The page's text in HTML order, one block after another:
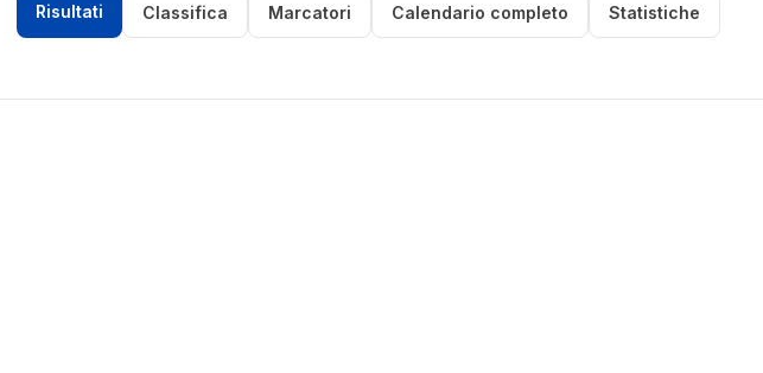
Risultati Classifica Marcatori Calendario completo Statistiche